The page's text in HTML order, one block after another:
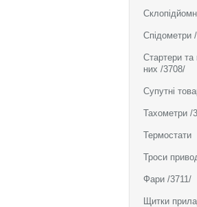
Спідометри
Стартери та
них /3708/
Супутні
Тахометри /
Термостати
Троси
Фари /3711/
Щитки